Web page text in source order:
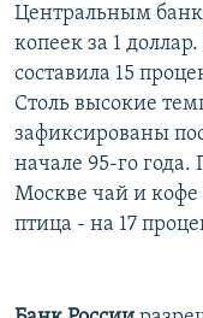
Центральным
копеек за 1
составила 15
Столь высокие
зафиксированы
начале 95-го
Москве чай и кофе
птица - на 17